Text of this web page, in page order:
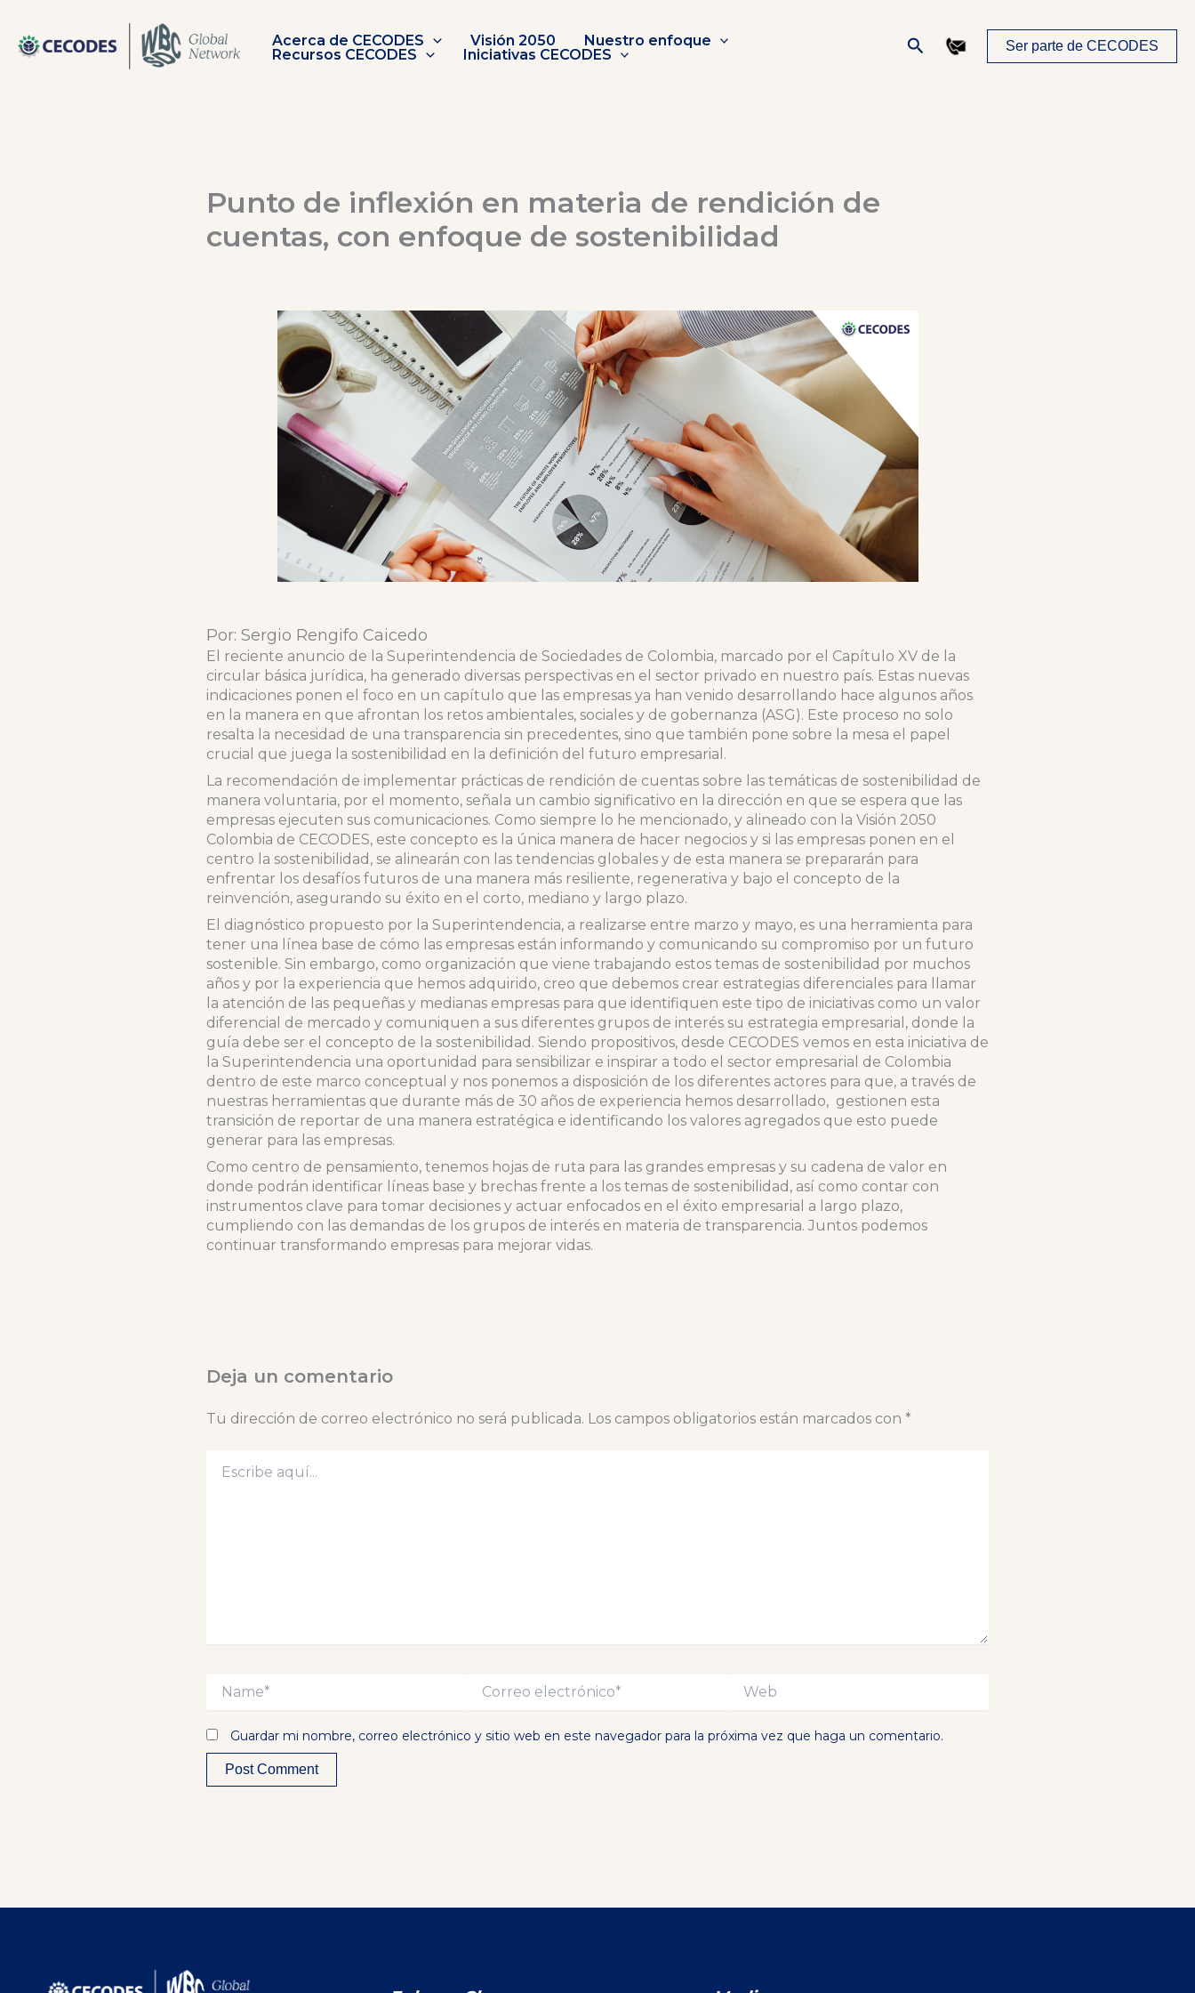
contenido
Acerca de CECODES Visión 2050
Nuestro enfoque
Recursos CECODES
Iniciativas CECODES Buscar Ser parte de CECODES
Punto de inflexión en materia de rendición de
cuentas, con enfoque de sostenibilidad
Por: Sergio Rengifo Caicedo
El reciente anuncio de la Superintendencia de Sociedades de Colombia, marcado por el Capítulo XV de la
circular básica jurídica, ha generado diversas perspectivas en el sector privado en nuestro país. Estas nuevas
indicaciones ponen el foco en un capítulo que las empresas ya han venido desarrollando hace algunos años
en la manera en que afrontan los retos ambientales, sociales y de gobernanza (ASG). Este proceso no solo
resalta la necesidad de una transparencia sin precedentes, sino que también pone sobre la mesa el papel
crucial que juega la sostenibilidad en la definición del futuro empresarial.
La recomendación de implementar prácticas de rendición de cuentas sobre las temáticas de sostenibilidad de
manera voluntaria, por el momento, señala un cambio significativo en la dirección en que se espera que las
empresas ejecuten sus comunicaciones. Como siempre lo he mencionado, y alineado con la Visión 2050
Colombia de CECODES, este concepto es la única manera de hacer negocios y si las empresas ponen en el
centro la sostenibilidad, se alinearán con las tendencias globales y de esta manera se prepararán para
enfrentar los desafíos futuros de una manera más resiliente, regenerativa y bajo el concepto de la
reinvención, asegurando su éxito en el corto, mediano y largo plazo.
El diagnóstico propuesto por la Superintendencia, a realizarse entre marzo y mayo, es una herramienta para
tener una línea base de cómo las empresas están informando y comunicando su compromiso por un futuro
sostenible. Sin embargo, como organización que viene trabajando estos temas de sostenibilidad por muchos
años y por la experiencia que hemos adquirido, creo que debemos crear estrategias diferenciales para llamar
la atención de las pequeñas y medianas empresas para que identifiquen este tipo de iniciativas como un valor
diferencial de mercado y comuniquen a sus diferentes grupos de interés su estrategia empresarial, donde la
guía debe ser el concepto de la sostenibilidad. Siendo propositivos, desde CECODES vemos en esta iniciativa de
la Superintendencia una oportunidad para sensibilizar e inspirar a todo el sector empresarial de Colombia
dentro de este marco conceptual y nos ponemos a disposición de los diferentes actores para que, a través de
nuestras herramientas que durante más de 30 años de experiencia hemos desarrollado, gestionen esta
transición de reportar de una manera estratégica e identificando los valores agregados que esto puede
generar para las empresas.
Como centro de pensamiento, tenemos hojas de ruta para las grandes empresas y su cadena de valor en
donde podrán identificar líneas base y brechas frente a los temas de sostenibilidad, así como contar con
instrumentos clave para tomar decisiones y actuar enfocados en el éxito empresarial a largo plazo,
cumpliendo con las demandas de los grupos de interés en materia de transparencia. Juntos podemos
continuar transformando empresas para mejorar vidas.
Deja un comentario
Tu dirección de correo electrónico no será publicada. Los campos obligatorios están marcados con *
aquí...
Name*
Correo
electrónico*
Web
Guardar mi nombre, correo electrónico y sitio web en este navegador para la próxima vez que haga un comentario.